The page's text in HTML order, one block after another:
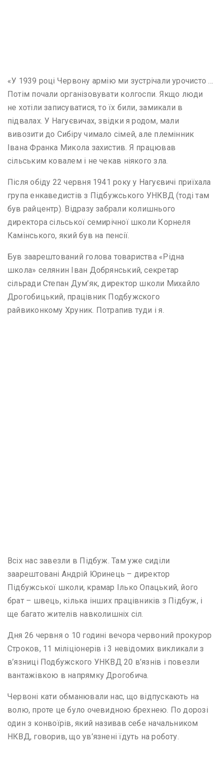
«У 1939 році Червону армію ми зустрічали урочисто …
Потім почали організовувати колгоспи. Якщо люди
не хотіли записуватися, то їх били, замикали в
підвалах. У Нагуєвичах, звідки я родом, мали
вивозити до Сибіру чимало сімей, але племінник
Івана Франка Микола захистив. Я працював
сільським ковалем і не чекав ніякого зла.
Після обіду 22 червня 1941 року у Нагуєвичі приїхала
група енкаведистів з Підбужського УНКВД (тоді там
був райцентр). Відразу забрали колишнього
директора сільської семирічної школи Корнеля
Камінського, який був на пенсії.
Був заарештований голова товариства «Рідна
школа» селянин Іван Добрянський, секретар
сільради Степан Дум’як, директор школи Михайло
Дрогобицький, працівник Подбужского
райвиконкому Хруник. Потрапив туди і я.
Всіх нас завезли в Підбуж. Там уже сиділи
заарештовані Андрій Юринець – директор
Підбужської школи, крамар Ілько Опацький, його
брат – швець, кілька інших працівників з Підбуж, і
ще багато жителів навколишніх сіл.
Дня 26 червня о 10 годині вечора червоний прокурор
Строков, 11 міліціонерів і 3 невідомих викликали з
в’язниці Подбужского УНКВД 20 в’язнів і повезли
вантажівкою в напрямку Дрогобича.
Червоні кати обманювали нас, що відпускають на
волю, проте це було очевидною брехнею. По дорозі
один з конвоїрів, який називав себе начальником
НКВД, говорив, що ув’язнені їдуть на роботу.